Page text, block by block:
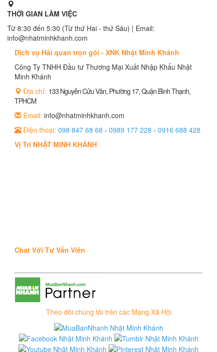
THỜI GIAN LÀM VIỆC
Từ 8:30 đến 5:30 (Từ thứ Hai - thứ Sáu) | Email:
info@nhatminhkhanh.com
Dịch vụ Hải quan trọn gói - XNK Nhật Minh Khánh
Công Ty TNHH Đầu tư Thương Mại Xuất Nhập Khẩu Nhật
Minh Khánh
Địa chỉ: 133 Nguyễn Cửu Vân, Phường 17, Quận Bình Thạnh,
TPHCM
Email: info@nhatminhkhanh.com
Điện thoại: 098 847 68 68 - 0989 177 228 - 0916 688 428
Vị Trí NHẬT MINH KHÁNH
Chat Với Tư Vấn Viên
Theo dõi chúng tôi trên các Mạng Xã Hội